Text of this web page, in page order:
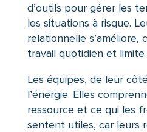
d’outils pour gérer les
les situations à risque.
relationnelle s’améliore,
travail quotidien et limite
Les équipes, de leur
l’énergie. Elles
ressource et ce qui les
sentent utiles, car leurs